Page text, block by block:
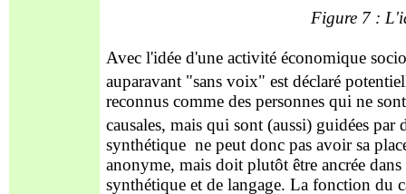
Figure 7 :
Avec l'idée d'une activité économique
auparavant "sans voix" est déclaré
reconnus comme des personnes qui ne
causales, mais qui sont (aussi) guidées par
synthétique ne peut donc pas avoir sa
anonyme, mais doit plutôt être ancrée
synthétique et de langage. La fonction du